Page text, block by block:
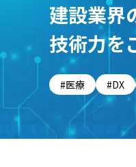
建設業界
技術力を
医療 DX